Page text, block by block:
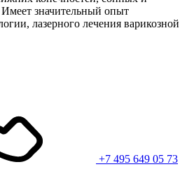
значительный опыт
лазерного лечения варикозной
+7 495 649 05 73